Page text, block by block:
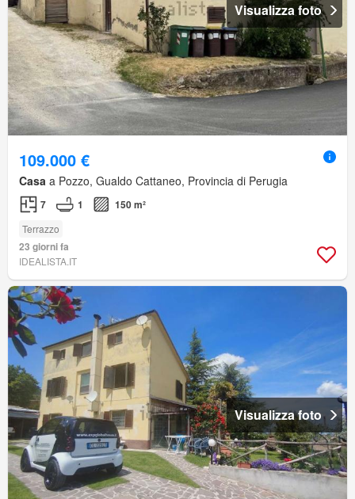
Visualizza foto
109.000 €
Casa a Pozzo, Gualdo Cattaneo, Provincia di Perugia
7 1 150 m²
Terrazzo
23 giorni fa
IDEALISTA.IT
Visualizza foto